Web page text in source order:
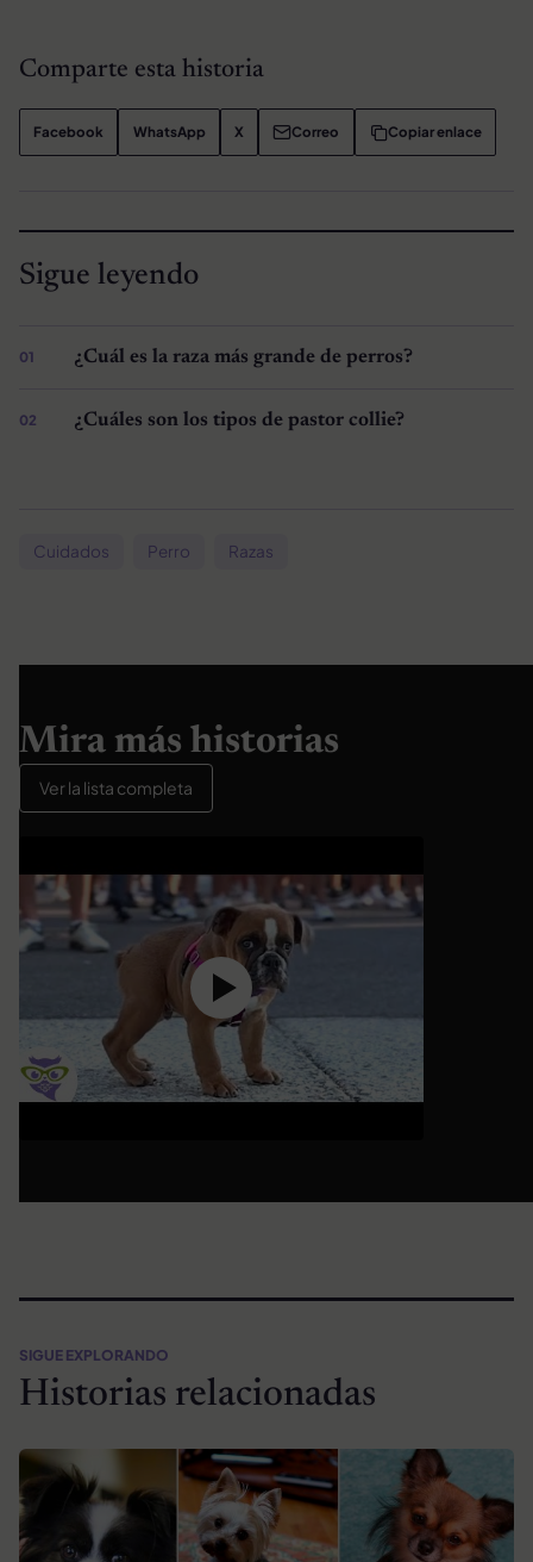
Comparte esta historia
Facebook WhatsApp X Correo Copiar enlace
Sigue leyendo
¿Cuál es la raza más grande de perros?
¿Cuáles son los tipos de pastor collie?
Cuidados Perro Razas
Mira más historias
Ver la lista completa
SIGUE EXPLORANDO
Historias relacionadas